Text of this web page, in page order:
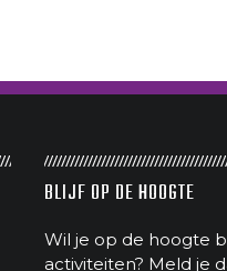
BLIJF OP DE HOOGTE
Wil je op de hoogte
activiteiten? Meld je